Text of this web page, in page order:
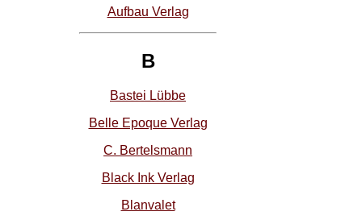
Aufbau Verlag
B
Bastei Lübbe
Belle Epoque Verlag
C. Bertelsmann
Black Ink Verlag
Blanvalet